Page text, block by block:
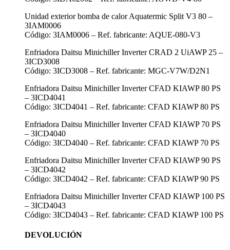
Unidad exterior bomba de calor Aquatermic Split V3 80 –
3IAM0006
Código: 3IAM0006 – Ref. fabricante: AQUE-080-V3
Enfriadora Daitsu Minichiller Inverter CRAD 2 UiAWP 25 –
3ICD3008
Código: 3ICD3008 – Ref. fabricante: MGC-V7W/D2N1
Enfriadora Daitsu Minichiller Inverter CFAD KIAWP 80 PS
– 3ICD4041
Código: 3ICD4041 – Ref. fabricante: CFAD KIAWP 80 PS
Enfriadora Daitsu Minichiller Inverter CFAD KIAWP 70 PS
– 3ICD4040
Código: 3ICD4040 – Ref. fabricante: CFAD KIAWP 70 PS
Enfriadora Daitsu Minichiller Inverter CFAD KIAWP 90 PS
– 3ICD4042
Código: 3ICD4042 – Ref. fabricante: CFAD KIAWP 90 PS
Enfriadora Daitsu Minichiller Inverter CFAD KIAWP 100 PS
– 3ICD4043
Código: 3ICD4043 – Ref. fabricante: CFAD KIAWP 100 PS
DEVOLUCIÓN